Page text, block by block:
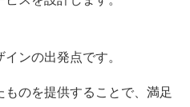
ンの出発点です。
ものを提供することで、満足